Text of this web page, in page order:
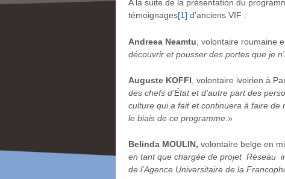
A la suite de la présentation du
témoignages[1] d’anciens VIF :
Andreea Neamtu , volontaire roumaine
découvrir et pousser des portes que je
Auguste KOFFI , volontaire ivoirien à
des chefs d’État et d’autre part des
culture qui a fait et continuera à faire
le biais de ce programme .»
Belinda MOULIN, volontaire belge en
en tant que chargée de projet Réseau
de l’Agence Universitaire de la